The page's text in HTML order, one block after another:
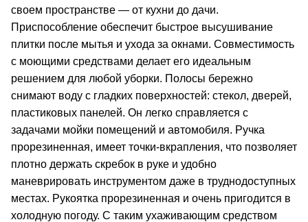
своем пространстве — от кухни до дачи.
Приспособление обеспечит быстрое высушивание
плитки после мытья и ухода за окнами. Совместимость
с моющими средствами делает его идеальным
решением для любой уборки. Полосы бережно
снимают воду с гладких поверхностей: стекол, дверей,
пластиковых панелей. Он легко справляется с
задачами мойки помещений и автомобиля. Ручка
прорезиненная, имеет точки-вкрапления, что позволяет
плотно держать скребок в руке и удобно
маневрировать инструментом даже в труднодоступных
местах. Рукоятка прорезиненная и очень пригодится в
холодную погоду. С таким ухаживающим средством